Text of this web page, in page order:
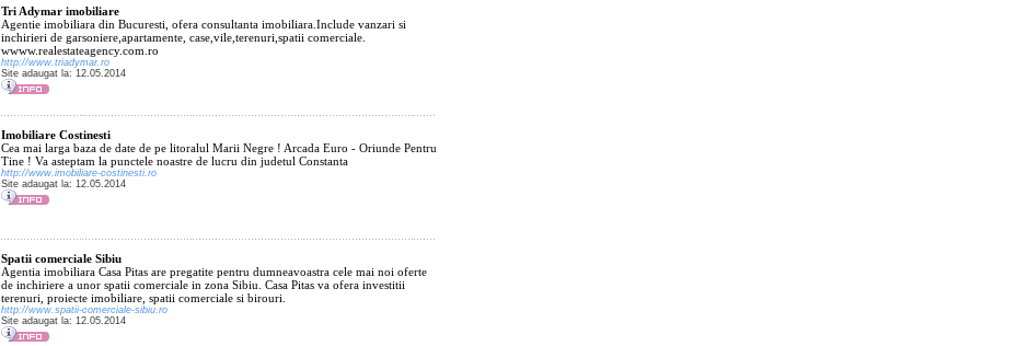
Tri Adymar imobiliare
Agentie imobiliara din Bucuresti, ofera consultanta imobiliara.Include vanzari si
inchirieri de garsoniere,apartamente, case,vile,terenuri,spatii comerciale.
wwww.realestateagency.com.ro
http://www.triadymar.ro
Site adaugat la: 12.05.2014
Imobiliare Costinesti
Cea mai larga baza de date de pe litoralul Marii Negre ! Arcada Euro - Oriunde Pentru
Tine ! Va asteptam la punctele noastre de lucru din judetul Constanta
http://www.imobiliare-costinesti.ro
Site adaugat la: 12.05.2014
Spatii comerciale Sibiu
Agentia imobiliara Casa Pitas are pregatite pentru dumneavoastra cele mai noi oferte
de inchiriere a unor spatii comerciale in zona Sibiu. Casa Pitas va ofera investitii
terenuri, proiecte imobiliare, spatii comerciale si birouri.
http://www.spatii-comerciale-sibiu.ro
Site adaugat la: 12.05.2014